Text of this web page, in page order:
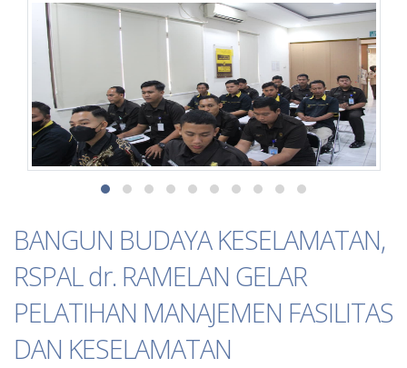
BANGUN BUDAYA KESELAMATAN,
RSPAL dr. RAMELAN GELAR
PELATIHAN MANAJEMEN FASILITAS
DAN KESELAMATAN